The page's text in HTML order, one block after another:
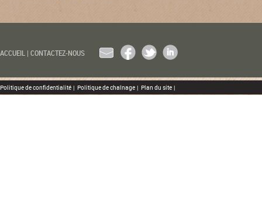
ACCUEIL | CONTACTEZ-NOUS
Politique de confidentialité | Politique de chaînage | Plan du site |